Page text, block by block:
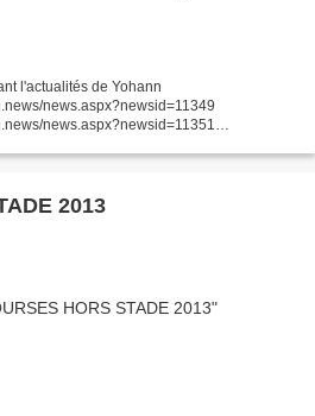
l'actualités de Yohann
news.aspx?newsid=11349
news.aspx?newsid=11351
2013